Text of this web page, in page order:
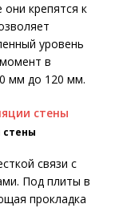
крепятся к
уровень
в
мм до 120 мм.
стены
связи с
Под плиты в
прокладка